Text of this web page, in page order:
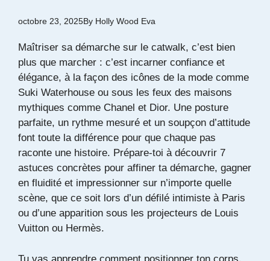
octobre 23, 2025By Holly Wood Eva
Maîtriser sa démarche sur le catwalk, c’est bien
plus que marcher : c’est incarner confiance et
élégance, à la façon des icônes de la mode comme
Suki Waterhouse ou sous les feux des maisons
mythiques comme Chanel et Dior. Une posture
parfaite, un rythme mesuré et un soupçon d’attitude
font toute la différence pour que chaque pas
raconte une histoire. Prépare-toi à découvrir 7
astuces concrètes pour affiner ta démarche, gagner
en fluidité et impressionner sur n’importe quelle
scène, que ce soit lors d’un défilé intimiste à Paris
ou d’une apparition sous les projecteurs de Louis
Vuitton ou Hermès.
Tu vas apprendre comment positionner ton corps,